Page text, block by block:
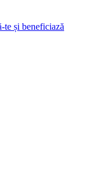
te și beneficiază